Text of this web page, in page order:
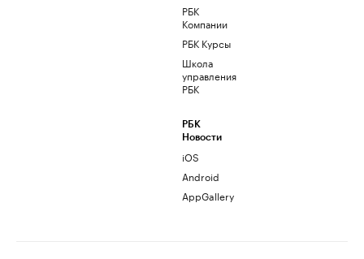
РБК
Компании
РБК Курсы
Школа
управления
РБК
РБК
Новости
iOS
Android
AppGallery